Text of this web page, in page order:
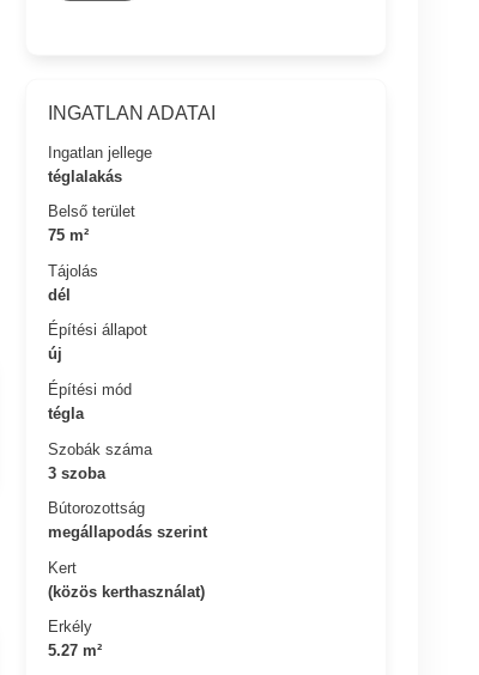
INGATLAN ADATAI
Ingatlan jellege
téglalakás
Belső terület
75 m²
Tájolás
dél
Építési állapot
új
Építési mód
tégla
Szobák száma
3 szoba
Bútorozottság
megállapodás szerint
Kert
(közös kerthasználat)
Erkély
5.27 m²